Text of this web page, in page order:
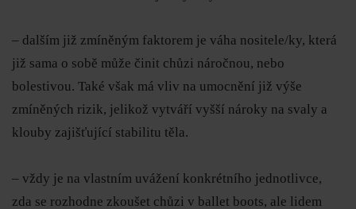
– dalším již zmíněným faktorem je váha nositele/ky, která
již sama o sobě může činit chůzi náročnou, nebo
bolestivou. Také však má vliv na umocnění již výše
zmíněných rizik, jelikož vytváří vyšší nároky na svaly a
klouby zajišťující stabilitu těla.
– vždy je na vlastním uvážení konkrétního jednotlivce,
zda se rozhodne zkoušet chůzi v ballet boots, ale lidem